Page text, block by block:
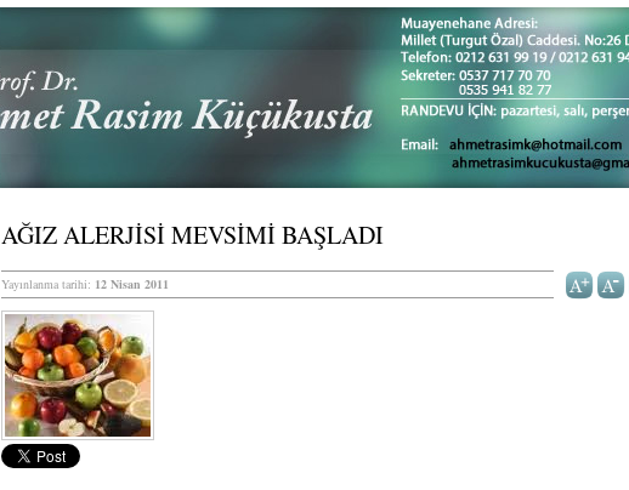
AĞIZ ALERJİSİ MEVSİMİ BAŞLADI
Yayınlanma tarihi: 12 Nisan 2011